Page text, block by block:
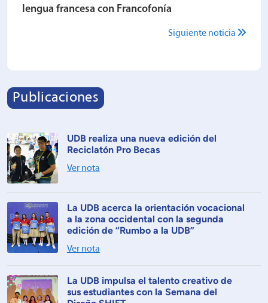
lengua francesa con Francofonía
Siguiente noticia
Publicaciones
UDB realiza una nueva edición del
Reciclatón Pro Becas
Ver nota
La UDB acerca la orientación vocacional
a la zona occidental con la segunda
edición de “Rumbo a la UDB”
Ver nota
La UDB impulsa el talento creativo de
sus estudiantes con la Semana del